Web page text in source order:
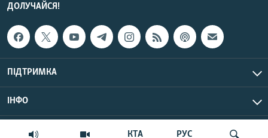
КТА РУС
ДОЛУЧАЙСЯ!
ПІДТРИМКА
ІНФО
© Крим.Реалії, 2026 | Усі права застережено.